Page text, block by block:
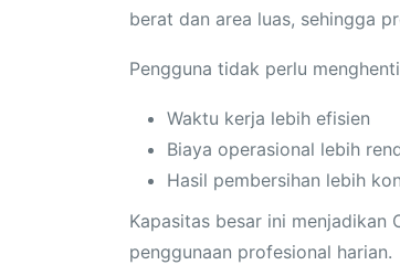
berat dan area luas, sehingga
Pengguna tidak perlu
Waktu kerja lebih efisien
Biaya operasional lebih
Hasil pembersihan lebih
Kapasitas besar ini menjadikan
penggunaan profesional harian.